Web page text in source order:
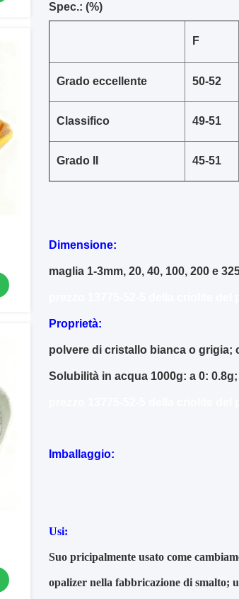
Spec.: (%)
F
Grado eccellente 50-52
Classifico 49-51
Grado II 45-51
Dimensione:
maglia 1-3mm, 20, 40, 100, 200 e
Proprietà:
polvere di cristallo bianca o grigia;
Solubilità in acqua 1000g: a 0: 0.8g;
Imballaggio:
Usi:
Suo pricipalmente usato come
opalizer nella fabbricazione di smalto;